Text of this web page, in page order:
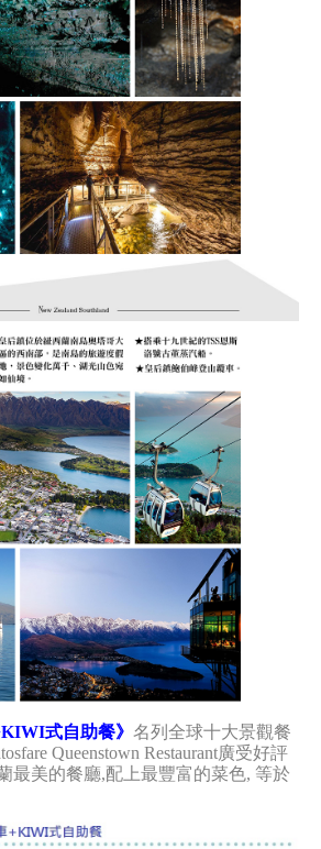
式自助餐》 名列全球十大景觀餐
Queenstown Restaurant廣受好評
最美的餐廳,配上最豐富的菜色, 等於